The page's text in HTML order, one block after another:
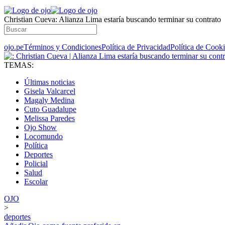
Christian Cueva: Alianza Lima estaría buscando terminar su contrato
ojo.peTérminos y CondicionesPolítica de PrivacidadPolítica de
TEMAS:
Últimas noticias
Gisela Valcarcel
Magaly Medina
Cuto Guadalupe
Melissa Paredes
Ojo Show
Locomundo
Política
Deportes
Policial
Salud
Escolar
OJO
>
deportes